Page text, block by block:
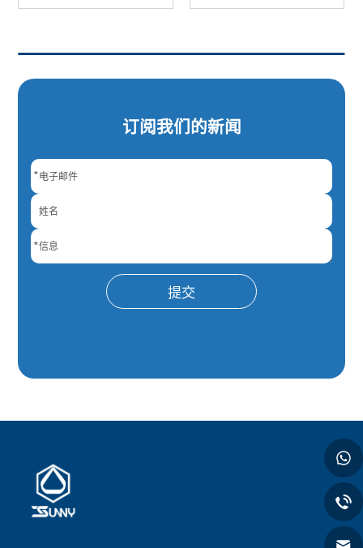
订阅我们的新闻
*
*
提交